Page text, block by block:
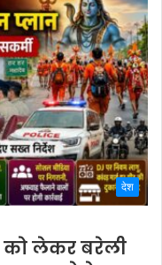
देश
को लेकर बरेली